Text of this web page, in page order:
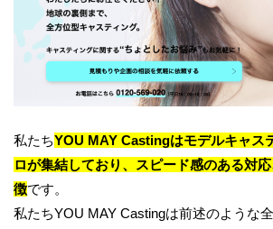
私たちYOU MAY Castingはモデルキャス
ロが集結しており、スピード感のある対
徴です。
私たちYOU MAY Castingは前述のような